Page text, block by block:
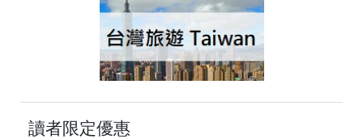
讀者限定優惠